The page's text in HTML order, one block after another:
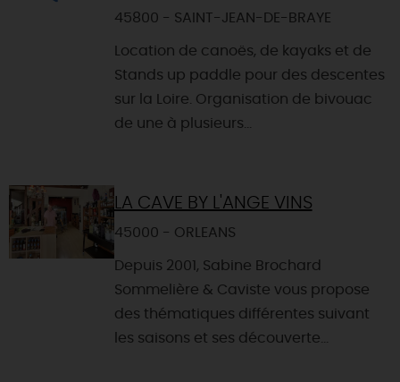
45800 - SAINT-JEAN-DE-BRAYE
Location de canoës, de kayaks et de
Stands up paddle pour des descentes
sur la Loire. Organisation de bivouac
de une à plusieurs...
LA CAVE BY L'ANGE VINS
45000 - ORLEANS
Depuis 2001, Sabine Brochard
Sommelière & Caviste vous propose
des thématiques différentes suivant
les saisons et ses découverte...